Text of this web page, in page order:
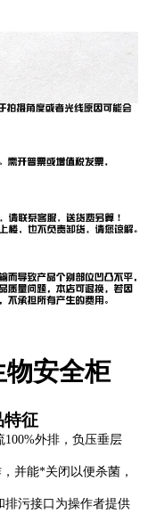
物安全柜
特征
100%外排，负压垂层
并能*关闭以便杀菌，
排污接口为操作者提供